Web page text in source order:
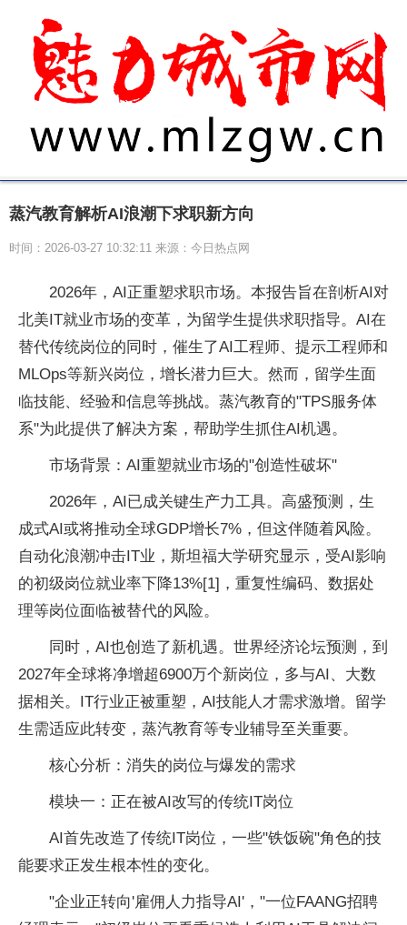
蒸汽教育解析AI浪潮下求职新方向
时间：2026-03-27 10:32:11 来源：今日热点网
2026年，AI正重塑求职市场。 本报告旨在剖析AI对
北美IT就业市场的变革，为留学生提供求职指导。AI在
替代传统岗位的同时，催生了AI工程师、提示工程师和
MLOps等新兴岗位，增长潜力巨大。然而，留学生面
临技能、经验和信息等挑战。蒸汽教育的"TPS服务体
系"为此提供了解决方案，帮助学生抓住AI机遇。
市场背景：AI重塑就业市场的"创造性破坏"
2026年，AI已成关键生产力工具。高盛预测，生
成式AI或将推动全球GDP增长7%，但这伴随着风险。
自动化浪潮冲击IT业，斯坦福大学研究显示，受AI影响
的初级岗位就业率下降13%[1]，重复性编码、数据处
理等岗位面临被替代的风险。
同时，AI也创造了新机遇。世界经济论坛预测，到
2027年全球将净增超6900万个新岗位，多与AI、大数
据相关。IT行业正被重塑，AI技能人才需求激增。留学
生需适应此转变，蒸汽教育等专业辅导至关重要。
核心分析：消失的岗位与爆发的需求
模块一：正在被AI改写的传统IT岗位
AI首先改造了传统IT岗位，一些"铁饭碗"角色的技
能要求正发生根本性的变化。
"企业正转向'雇佣人力指导AI'，"一位FAANG招聘